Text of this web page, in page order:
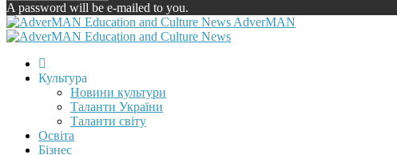
A password will be e-mailed to you.
AdverMAN
Культура
Новини культури
Таланти України
Таланти світу
Освіта
Бізнес